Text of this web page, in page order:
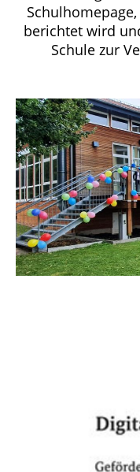
berichtet wird
Schule zur